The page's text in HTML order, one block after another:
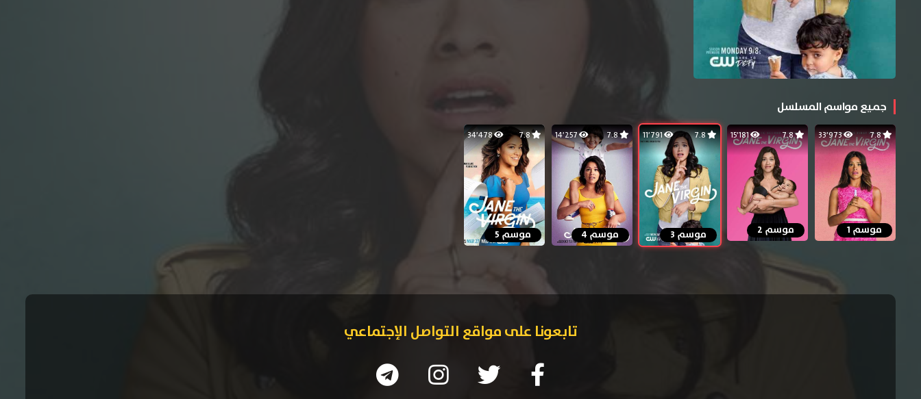
جميع مواسم المسلسل
7.8 33٬973
موسم 1
7.8 15٬181
موسم 2
7.8 11٬791
موسم 3
7.8 14٬257
موسم 4
7.8 34٬478
موسم 5
تابعونا على مواقع التواصل الإجتماعي